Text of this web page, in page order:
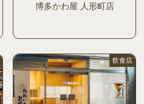
博多かわ屋 人形町店
飲食店